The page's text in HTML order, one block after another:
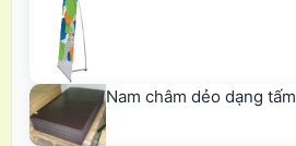
Nam châm dẻo dạng tấm